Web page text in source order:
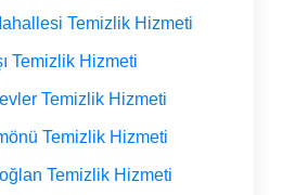
Temizlik Hizmeti
Temizlik Hizmeti
Temizlik Hizmeti
Temizlik Hizmeti
Temizlik Hizmeti